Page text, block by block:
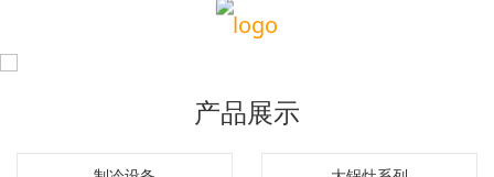
产品展示